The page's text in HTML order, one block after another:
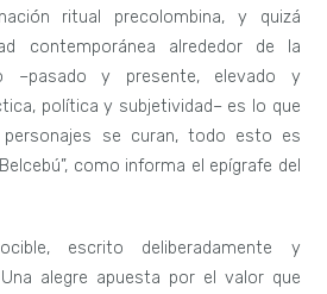
ritual precolombina, y quizá
contemporánea alrededor de la
–pasado y presente, elevado y
política y subjetividad– es lo que
se curan, todo esto es
como informa el epígrafe del
escrito deliberadamente y
alegre apuesta por el valor que